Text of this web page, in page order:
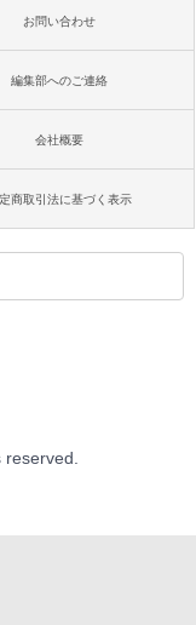
お問い合わせ
編集部へのご連絡
会社概要
商取引法に基づく表示